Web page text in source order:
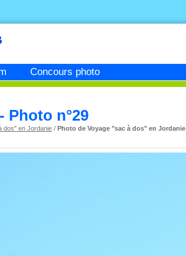
Concours photo
Photo n°29
dos" en Jordanie/ Photo de Voyage "sac à dos" en Jordanie